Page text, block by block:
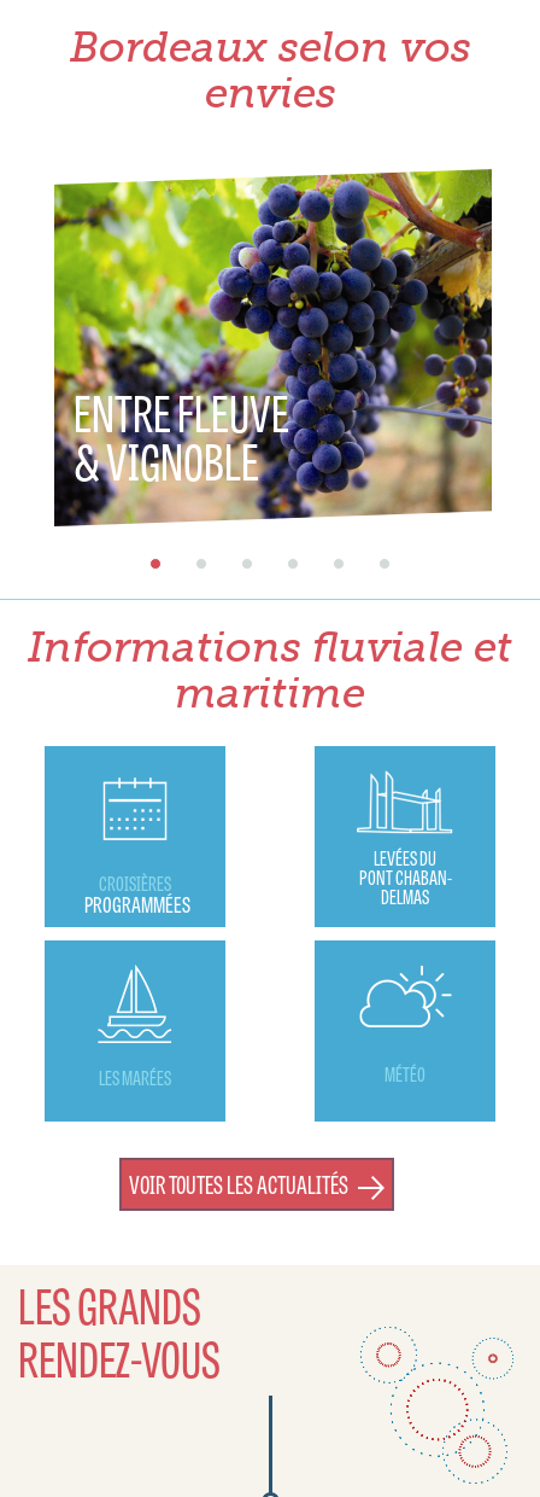
Bordeaux selon vos
envies
ENTRE FLEUVE
& VIGNOBLE &
Informations fluviale et
maritime
CROISIÈRES
PROGRAMMÉES
LEVÉES DU
PONT CHABAN-
DELMAS
LES MARÉES MÉTÉO
VOIR TOUTES LES ACTUALITÉS
LES GRANDS
RENDEZ-VOUS